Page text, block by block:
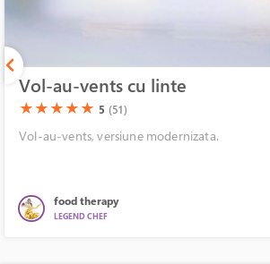
Vol-au-vents cu linte
(*)
★(*)
★(*)
★(*)
★(*)
★ 5 (51)
Vol-au-vents, versiune modernizata.
food therapy
LEGEND CHEF